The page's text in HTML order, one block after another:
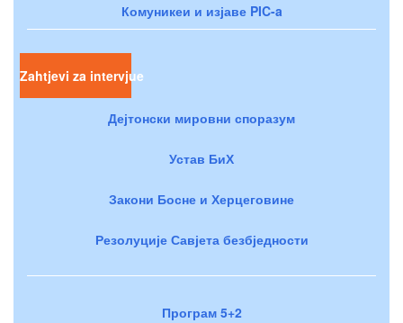
Комуникеи и изјаве PIC-a
Zahtjevi za intervjue
Дејтонски мировни споразум
Устав БиХ
Закони Босне и Херцеговине
Резолуције Савјета безбједности
Програм 5+2